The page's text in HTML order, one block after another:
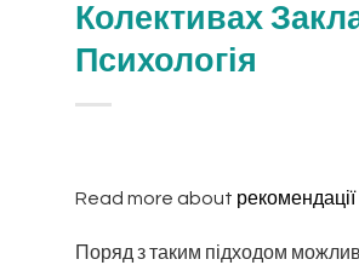
Колективах
Психологія
Read more about
Поряд з таким підходом